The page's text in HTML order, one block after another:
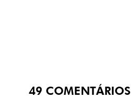
49 COMENTÁRIOS